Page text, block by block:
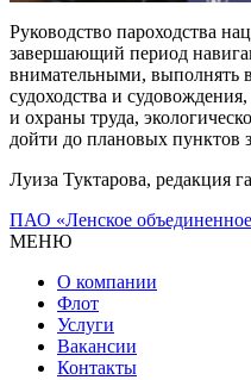
Руководство пароходства
завершающий период
внимательными, выполнять
судоходства и
и охраны труда,
дойти до плановых пунктов
Луиза Туктарова, редакция
ПАО «Ленское объединенное
МЕНЮ
О компании
Флот
Услуги
Вакансии
Контакты